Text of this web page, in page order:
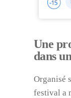
Une
dans
Organisé
festival a